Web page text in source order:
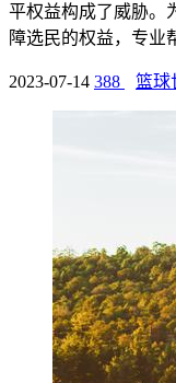
平权益构成了威胁。
障选民的权益，专业
2023-07-14 388 篮球